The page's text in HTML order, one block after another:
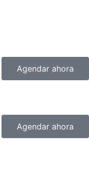
Agendar ahora
Agendar ahora